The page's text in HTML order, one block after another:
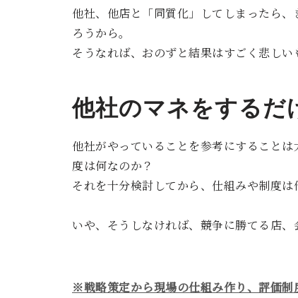
他社、他店と「同質化」してしまったら
ろうから。
そうなれば、おのずと結果はすごく悲しい
他社のマネをするだ
他社がやっていることを参考にすること
度は何なのか？
それを十分検討してから、仕組みや制度は
いや、そうしなければ、競争に勝てる店、
※戦略策定から現場の仕組み作り、評価